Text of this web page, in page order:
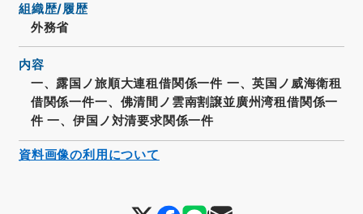
組織歴/履歴
外務省
内容
一、露国ノ旅順大連租借関係一件 一、英国ノ威海衛租
借関係一件一、佛清間ノ雲南割譲並廣州湾租借関係一
件 一、伊国ノ対清要求関係一件
資料画像の利用について